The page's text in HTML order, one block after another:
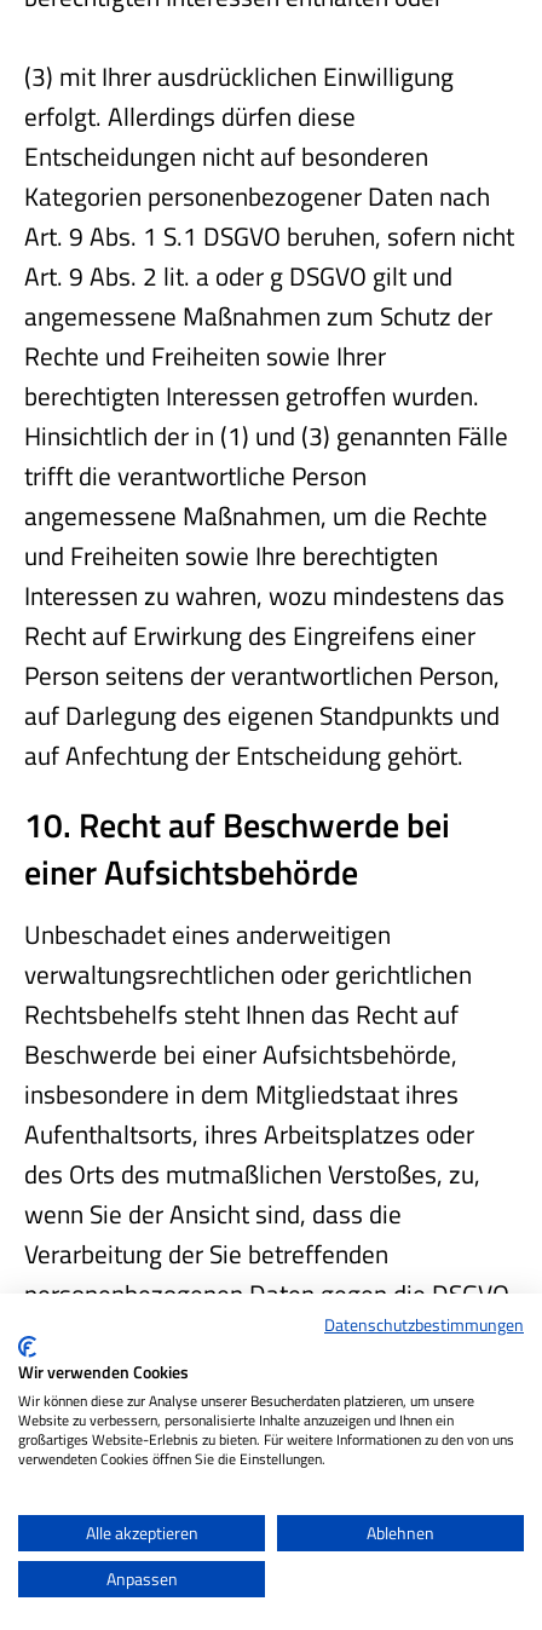
(3) mit Ihrer ausdrücklichen Einwilligung
erfolgt. Allerdings dürfen diese
Entscheidungen nicht auf besonderen
Kategorien personenbezogener Daten nach
Art. 9 Abs. 1 S.1 DSGVO beruhen, sofern nicht
Art. 9 Abs. 2 lit. a oder g DSGVO gilt und
angemessene Maßnahmen zum Schutz der
Rechte und Freiheiten sowie Ihrer
berechtigten Interessen getroffen wurden.
Hinsichtlich der in (1) und (3) genannten Fälle
trifft die verantwortliche Person
angemessene Maßnahmen, um die Rechte
und Freiheiten sowie Ihre berechtigten
Interessen zu wahren, wozu mindestens das
Recht auf Erwirkung des Eingreifens einer
Person seitens der verantwortlichen Person,
auf Darlegung des eigenen Standpunkts und
auf Anfechtung der Entscheidung gehört.
10. Recht auf Beschwerde bei
einer Aufsichtsbehörde
Unbeschadet eines anderweitigen
verwaltungsrechtlichen oder gerichtlichen
Rechtsbehelfs steht Ihnen das Recht auf
Beschwerde bei einer Aufsichtsbehörde,
insbesondere in dem Mitgliedstaat ihres
Aufenthaltsorts, ihres Arbeitsplatzes oder
des Orts des mutmaßlichen Verstoßes, zu,
wenn Sie der Ansicht sind, dass die
Verarbeitung der Sie betreffenden
personenbezogenen Daten gegen die DSGVO
verstößt. Die Aufsichtsbehörde, bei der die
Beschwerde eingereicht wurde, unterrichtet
den Beschwerdeführer über den Stand und
die Ergebnisse der Beschwerde einschließlich
Rechtsbehelfs nach Art. 78 DSGVO.
Datenschutzbestimmungen
Wir verwenden Cookies
Wir können diese zur Analyse unserer Besucherdaten platzieren, um unsere
Website zu verbessern, personalisierte Inhalte anzuzeigen und Ihnen ein
großartiges Website-Erlebnis zu bieten. Für weitere Informationen zu den von uns
verwendeten Cookies öffnen Sie die Einstellungen.
Alle akzeptieren
Ablehnen
Anpassen